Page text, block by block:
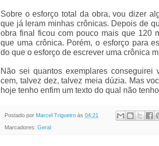
Sobre o esforço total da obra, vou dizer
que já leram minhas crônicas. Depois de
obra final ficou com pouco mais que 120
que uma crônica. Porém, o esforço para
do que o esforço de escrever uma crônica
Não sei quantos exemplares conseguirei
cem, talvez dez, talvez meia dúzia. Mas
hoje tenho enfim um texto do qual não
Postado por Marcel Trigueiro às 04:21
Marcadores: Geral